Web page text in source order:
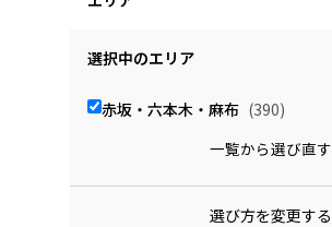
選択中のエリア
赤坂・六本木・麻布 (390)
一覧から選び直す
選び方を変更する